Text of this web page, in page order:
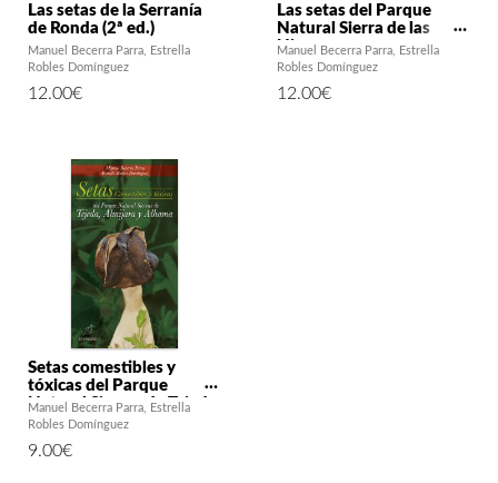
Las setas de la Serranía
de Ronda (2ª ed.)
Manuel Becerra Parra
Estrella
Robles Domínguez
12.00€
Las setas del Parque
Natural Sierra de las
Nieves
Manuel Becerra Parra
Estrella
Robles Domínguez
12.00€
Setas comestibles y
tóxicas del Parque
Natural Sierras de Tejeda,
Almijara y Alhama
Manuel Becerra Parra
Estrella
Robles Domínguez
9.00€